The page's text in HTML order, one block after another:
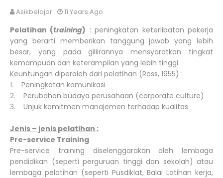
Asikbelajar 11 Years Ago
Pelatihan (training) : peningkatan keterlibatan pekerja
yang berarti memberikan tanggung jawab yang lebih
besar, yang pada giliirannya mensyaratkan tingkat
kemampuan dan keterampilan yang lebih tinggi.
Keuntungan diperoleh dari pelatihan (Ross, 1955) :
1. Peningkatan komunikasi
2. Perubahan budaya perusahaan (corporate culture)
3. Unjuk komitmen manajemen terhadap kualitas
Jenis – jenis pelatihan :
Pre-service Training
Pre-service training diselenggarakan oleh lembaga
pendidikan (seperti perguruan tinggi dan sekolah) atau
lembaga pelatihan (seperti Pusdiklat, Balai Latihan kerja,